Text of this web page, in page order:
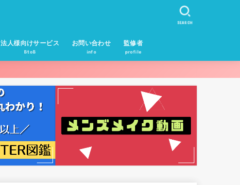
法人様向けサービス
BtoB
お問い合わせ
info
監修者
profile
SEARCH